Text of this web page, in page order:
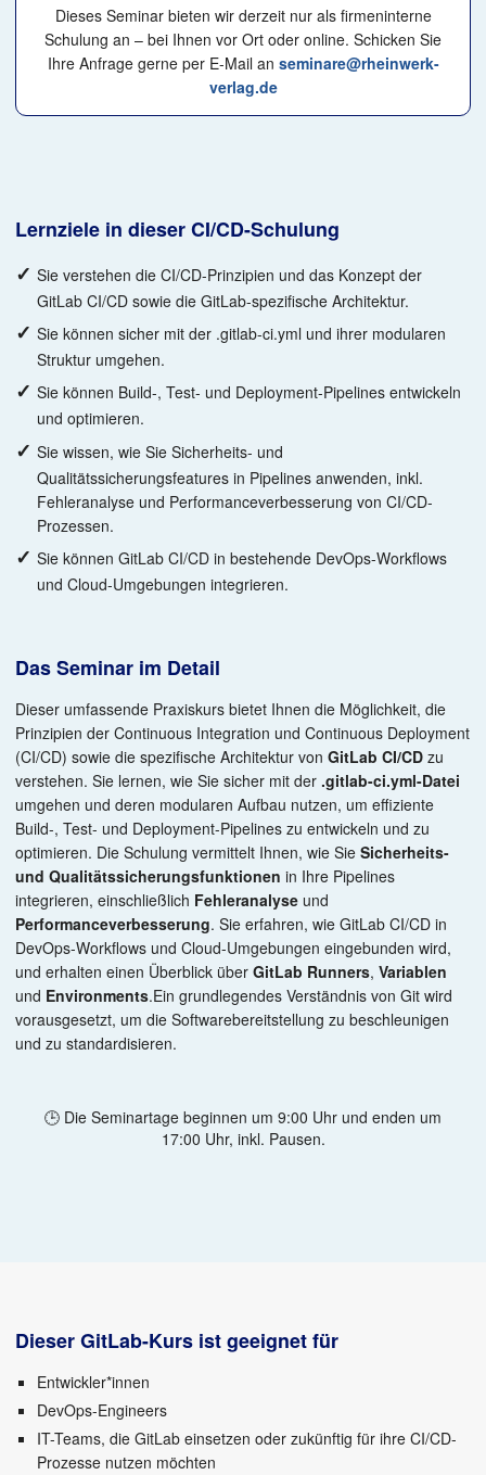
Dieses Seminar bieten wir derzeit nur als firmeninterne
Schulung an – bei Ihnen vor Ort oder online. Schicken Sie
Ihre Anfrage gerne per E-Mail an seminare@rheinwerk-
verlag.de
Lernziele in dieser CI/CD-Schulung
Sie verstehen die CI/CD-Prinzipien und das Konzept der
GitLab CI/CD sowie die GitLab-spezifische Architektur.
Sie können sicher mit der .gitlab-ci.yml und ihrer modularen
Struktur umgehen.
Sie können Build-, Test- und Deployment-Pipelines entwickeln
und optimieren.
Sie wissen, wie Sie Sicherheits- und
Qualitätssicherungsfeatures in Pipelines anwenden, inkl.
Fehleranalyse und Performanceverbesserung von CI/CD-
Prozessen.
Sie können GitLab CI/CD in bestehende DevOps-Workflows
und Cloud-Umgebungen integrieren.
Das Seminar im Detail
Dieser umfassende Praxiskurs bietet Ihnen die Möglichkeit, die
Prinzipien der Continuous Integration und Continuous Deployment
(CI/CD) sowie die spezifische Architektur von GitLab CI/CD zu
verstehen. Sie lernen, wie Sie sicher mit der .gitlab-ci.yml-Datei
umgehen und deren modularen Aufbau nutzen, um effiziente
Build-, Test- und Deployment-Pipelines zu entwickeln und zu
optimieren. Die Schulung vermittelt Ihnen, wie Sie Sicherheits-
und Qualitätssicherungs­funktionen in Ihre Pipelines
integrieren, einschließlich Fehleranalyse und
Performanceverbesserung. Sie erfahren, wie GitLab CI/CD in
DevOps-Workflows und Cloud-Umgebungen eingebunden wird,
und erhalten einen Überblick über GitLab Runners, Variablen
und Environments.Ein grundlegendes Verständnis von Git wird
vorausgesetzt, um die Softwarebereitstellung zu beschleunigen
und zu standardisieren.
🕒 Die Seminartage beginnen um 9:00 Uhr und enden um
17:00 Uhr, inkl. Pausen.
Dieser GitLab-Kurs ist geeignet für
Entwickler*innen
DevOps-Engineers
IT-Teams, die GitLab einsetzen oder zukünftig für ihre CI/CD-
Prozesse nutzen möchten